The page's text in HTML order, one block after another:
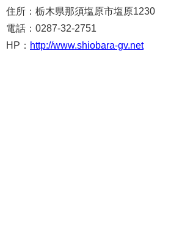
住所：栃木県那須塩原市塩原1230
電話：0287-32-2751
HP： http://www.shiobara-gv.net